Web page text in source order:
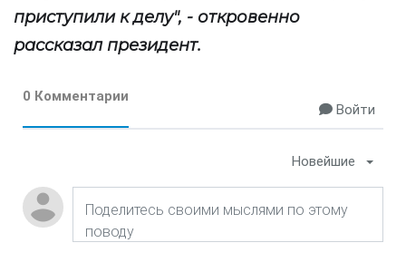
приступили к делу", - откровенно
рассказал президент.
0 Комментарии
Войти
Новейшие